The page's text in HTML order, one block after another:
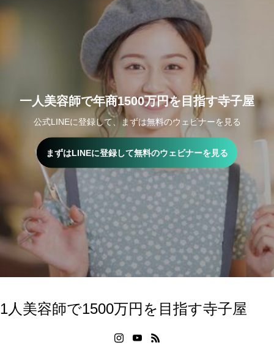
一人美容師で年商1500万円を目指す寺子屋
公式LINEに登録して、まずは無料のウェビナーを見る
まずはLINEに登録して無料のウェビナーを見る
1人美容師で1500万円を目指す寺子屋